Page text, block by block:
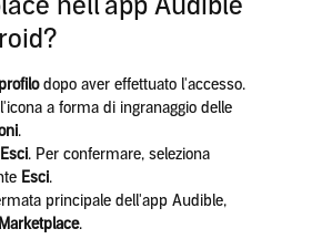
profilo dopo aver effettuato l'accesso.
a forma di ingranaggio delle
.
Esci. Per confermare, seleziona
Esci.
principale dell'app Audible,
Marketplace.